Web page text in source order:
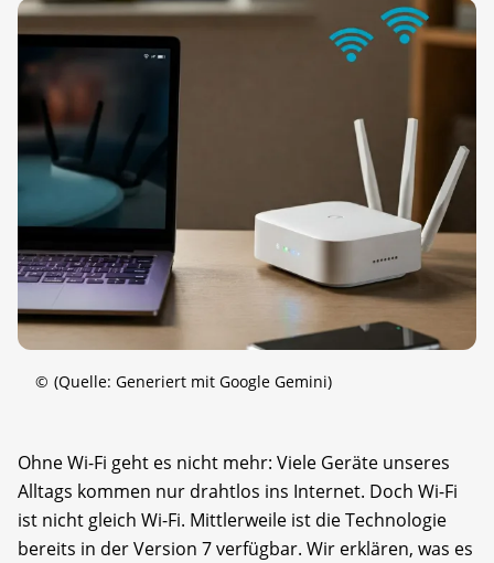
© (Quelle: Generiert mit Google Gemini)
Ohne Wi-Fi geht es nicht mehr: Viele Geräte unseres
Alltags kommen nur drahtlos ins Internet. Doch Wi-Fi
ist nicht gleich Wi-Fi. Mittlerweile ist die Technologie
bereits in der Version 7 verfügbar. Wir erklären, was es